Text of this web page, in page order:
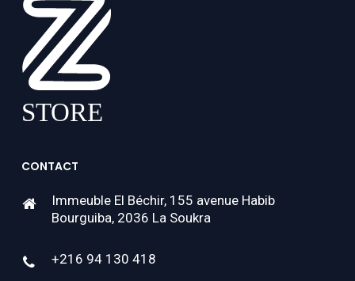
CONTACT
Immeuble El Béchir, 155 avenue Habib
Bourguiba, 2036 La Soukra
+216 94 130 418